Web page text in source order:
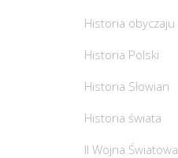
Historia obyczaju
Historia Polski
Historia Słowian
Historia świata
II Wojna Światowa